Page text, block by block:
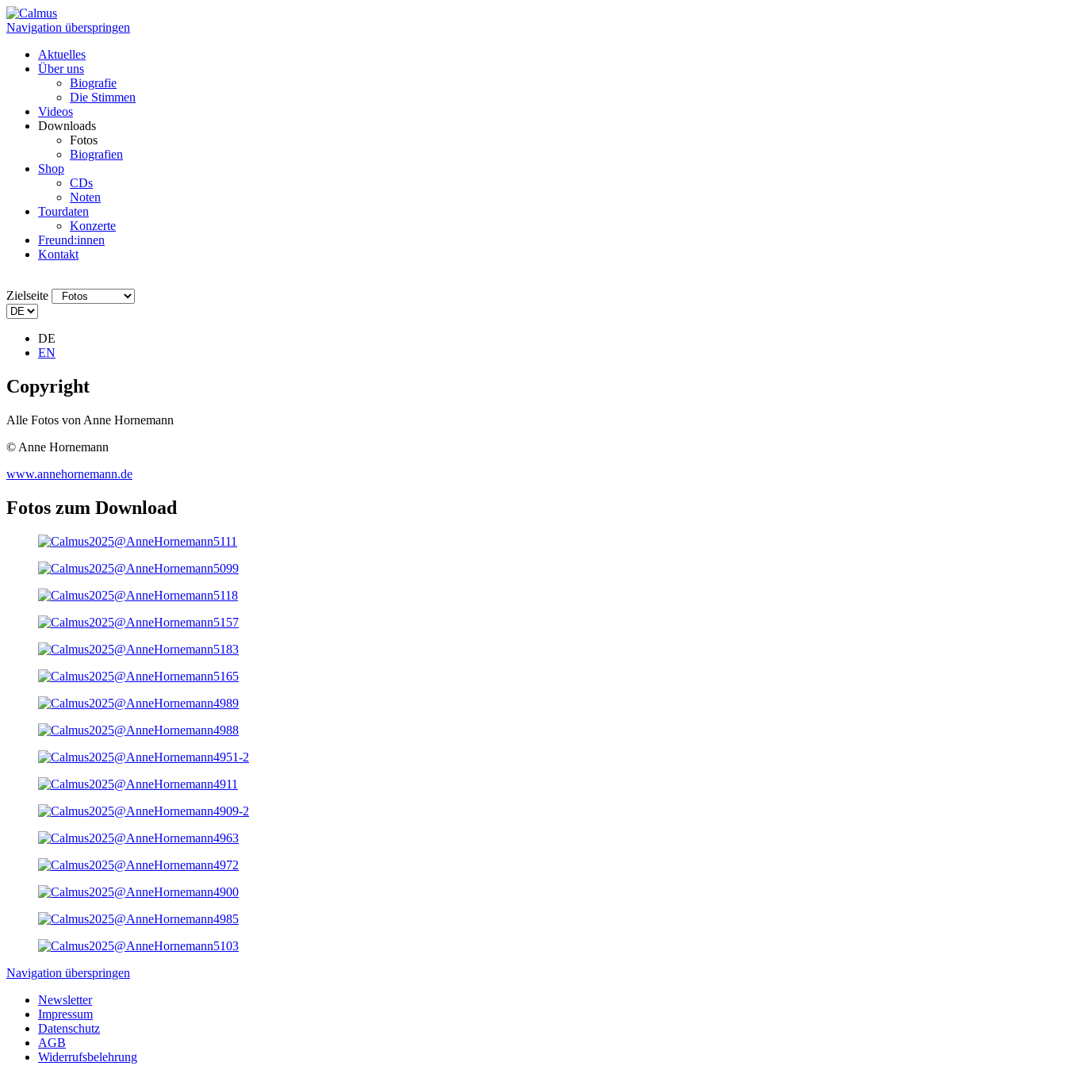
Navigation überspringen
Aktuelles
Über uns
Biografie
Die Stimmen
Videos
Downloads
Fotos
Biografien
Shop
CDs
Noten
Tourdaten
Konzerte
Freund:innen
Kontakt
Zielseite
DE
EN
Copyright
Alle Fotos von Anne Hornemann
© Anne Hornemann
www.annehornemann.de
Fotos zum Download
Navigation überspringen
Newsletter
Impressum
Datenschutz
AGB
Widerrufsbelehrung